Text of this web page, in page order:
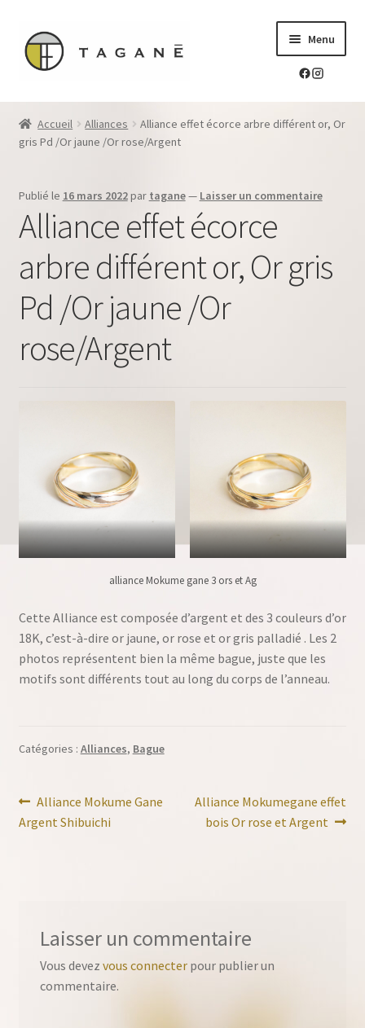
Aller
Aller
au
contenu
Menu
Le sur-mesure en mokume-gane
Mes réalisations
enfant
Blog Tagane
le
Boutique
menu
Contact
Accueil Alliances
Alliance effet écorce arbre différent or, Or
gris Pd /Or jaune /Or rose/Argent
Publié le 16 mars 2022par tagane— Laisser un commentaire
Alliance effet écorce
arbre différent or, Or gris
Pd /Or jaune /Or
rose/Argent
alliance Mokume gane 3 ors et Ag
Cette Alliance est composée d’argent et des 3 couleurs d’or
18K, c’est-à-dire or jaune, or rose et or gris palladié . Les 2
photos représentent bien la même bague, juste que les
motifs sont différents tout au long du corps de l’anneau.
Catégories : Alliances, Bague
Navigation
de
Article
précédent :
Alliance Mokume Gane
Argent Shibuichi
Article
suivant :
Alliance Mokumegane effet
bois Or rose et Argent
Laisser un commentaire
Vous devez vous connecterpour publier un
commentaire.